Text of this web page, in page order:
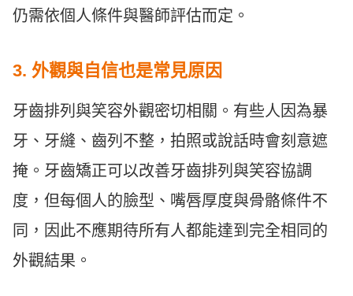
仍需依個人條件與醫師評估而定。
3. 外觀與自信也是常見原因
牙齒排列與笑容外觀密切相關。有些人因為暴
牙、牙縫、齒列不整，拍照或說話時會刻意遮
掩。牙齒矯正可以改善牙齒排列與笑容協調
度，但每個人的臉型、嘴唇厚度與骨骼條件不
同，因此不應期待所有人都能達到完全相同的
外觀結果。